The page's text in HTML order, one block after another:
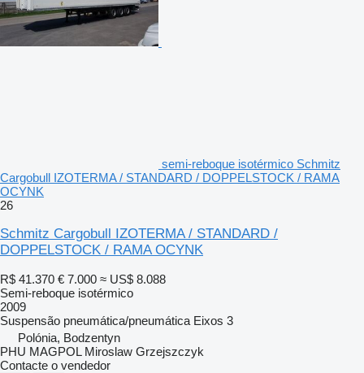
semi-reboque isotérmico Schmitz
Cargobull IZOTERMA / STANDARD / DOPPELSTOCK / RAMA
OCYNK
26
Schmitz Cargobull IZOTERMA / STANDARD /
DOPPELSTOCK / RAMA OCYNK
R$ 41.370 € 7.000 ≈ US$ 8.088
Semi-reboque isotérmico
2009
Suspensão pneumática/pneumática Eixos 3
Polónia, Bodzentyn
PHU MAGPOL Miroslaw Grzejszczyk
Contacte o vendedor